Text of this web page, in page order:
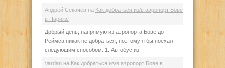
Андрей Секачев на Как добраться из/в аэропорт Бове
в Париже
Добрый день, напрямую из аэропорта Бове до
Реймса никак не добраться, поэтому я бы поехал
следующим способом. 1. Автобус из
Vardan на Как добраться из/в аэропорт Бове в